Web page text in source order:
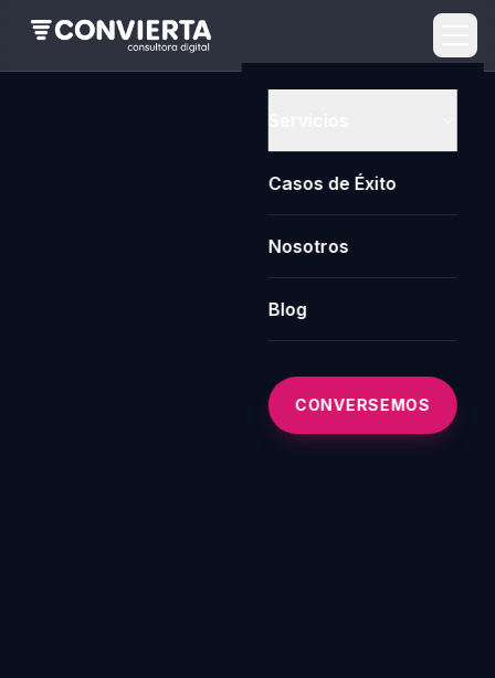
Casos de Éxito
Nosotros
Blog
CONVERSEMOS